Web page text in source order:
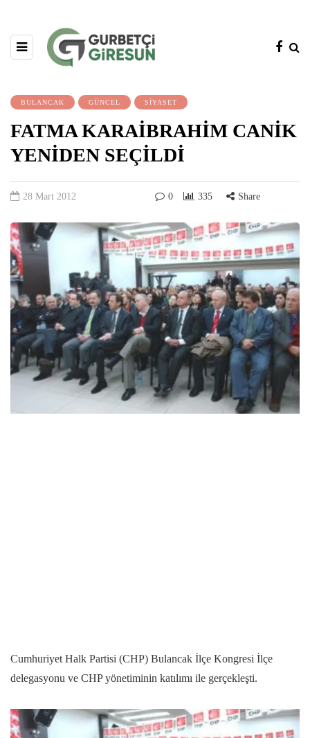
BULANCAK GÜNCEL SİYASET
FATMA KARAİBRAHİM CANİK
YENİDEN SEÇİLDİ
28 Mart 2012 0 335 Share
Cumhuriyet Halk Partisi (CHP) Bulancak İlçe Kongresi İlçe
delegasyonu ve CHP yönetiminin katılımı ile gerçekleşti.